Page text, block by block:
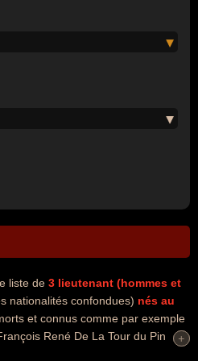
liste de 3 lieutenant (hommes et
nationalités confondues) nés au
et connus comme par exemple
René De La Tour du Pin
+
+